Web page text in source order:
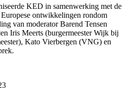
KED in samenwerking met de
ontwikkelingen rondom
van moderator Barend Tensen
Iris Meerts (burgermeester Wijk bij
Kato Vierbergen (VNG) en